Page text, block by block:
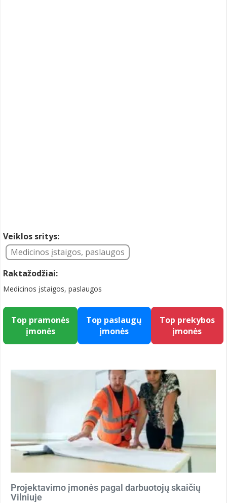
Veiklos sritys:
Medicinos įstaigos, paslaugos
Raktažodžiai:
Medicinos įstaigos, paslaugos
Top pramonės
įmonės
Top paslaugų
įmonės
Top prekybos
įmonės
Projektavimo įmonės pagal darbuotojų skaičių
Vilniuje